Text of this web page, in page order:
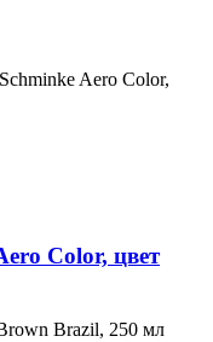
Aero Color,
Color, цвет
Brazil, 250 мл